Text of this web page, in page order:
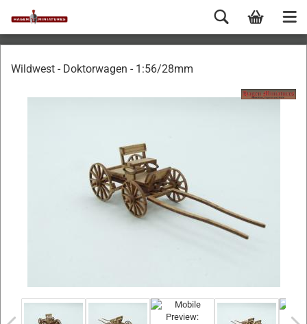
Wildwest - Doktorwagen - 1:56/28mm